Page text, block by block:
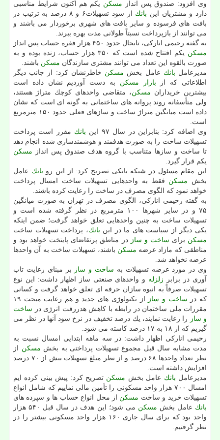
وی افزود: صندوق پس انداز مسكن یكم هم اكنون شرایط مناسبی
دارد و مشتریان این بانك
از سود تسهیلات۶ و ۸ درصد به ترتیب در
بافت های فرسوده و سایر بافت های شهری برخوردار می باشند و
می توانند از بازپرداخت نسبتاً طولانی مدت بهره ببرند.
به گفته رحیمی اناركی، تابحال حدود ۴۵۰ هزار فقره حساب پس انداز
مسكن
یكم افتتاح شده است كه ۳۵۰ هزار حساب، زنده بوده و به
صورت بالقوه این تعداد می توانند مشتری سازندگان مسكن باشند.
مدیرعامل بانك عامل بخش مسكن خاطرنشان كرد: از جانب دیگر
اطلاعاتی كه از بازار مسكن به دست آوردیم نشان داده است
بیشترین خریداران مسكن، متقاضی واحدهای كوچك متراژ هستند،
ولی متأسفانه روند پروانه های ساختمانی به گونه ای است كه نشان
داده است میانگین متراژ ساخت و سازهای فعلی حدود ۱۵۰ مترمربع
است.
وی اضافه كرد: بنابراین در سال ۹۷ این
بانك مقرر است پرداخت
تسهیلات ساخت را به صورت هدفمند و هوشمندسازی شده انجام دهد
تا ساخت و سازها متناسب با گروه هدف صندوق پس انداز مسكن
یكم قرار گیرد.
این مقام مسئول در شبكه بانكی تصریح كرد: از این رو بانك عامل
بخش مسكن فقط به واحدهایی تسهیلات ساخت امسال پرداخت
خواهد نمود كه الگوی مصرف در ساخت را رعایت كرده باشند.
به گفته رحیمی اناركی، الگوی مصرف در تهران به صورت میانگین
۷۵ و در سایر شهرها ۱۰۰ مترمربع در نظر گرفته شده است و
تسهیلات ساخت به چنین واحدهایی تعلق خواهد گرفت؛ ضمن اینكه
یكی دیگر از سیاست های ما در این بانك، پرداخت تسهیلات ساخت
مسكن برای ساخت و ساز در مناطق پرتقاضای پایتخت خواهد بود و
مناطقی كه مازاد عرضه مسكن باشند، تسهیلات ساخت به آن واحدها
عرضه نخواهد شد.
وی در مورد عرضه تسهیلات به ساخت و ساز
بر مبنای رعایت تاب
آوری در برابر زلزله و واحدهای صنعتی ساز اظهار داشت: این نوع
تسهیلات صرفاً به انبوه سازان حرفه ای تعلق خواهد گرفت و كسانی
كه در ساخت و ساز
از تكنولوژی های جدید و هم رعایت مبحث ۱۹
مقررات ملی ساختمان در رابطه با كاهش هدررفت انرژی در ساخت
و ساز
را رعایت نمایند، یك درصد تخفیف در نرخ سود آنها در نظر می
گیریم كه از ۱۸ به ۱۷ درصد كاسته می شود.
رحیمی اناركی اظهار داشت: در سه ماهه ابتدایی امسال نسبت به
مدت مشابه سال قبل مجموع تسهیلات پرداختی به بخش مسكن از
نظر تعداد واحدها ۶۸ درصد و از نظر مبلغ تسهیلات بیش از ۷۰ درصد
افزایش داشته است.
مدیرعامل بانك عامل بخش مسكن تصریح كرد: پیش بینی كرده ایم
امسال ۷۰۰ هزار واحد مسكونی را تأمین مالی نماییم كه شامل انواع
تسهیلات خرید و ساخت مسكن از محل انواع حساب ها و سپرده های
بانك عامل بخش مسكن
می شود؛ این هدف در سال قبل ۵۴۰ هزار
واحد بود كه برای سال جاری ۱۶۰ هزار واحد مسكونی بیشتر را در
نظر گرفتیم.